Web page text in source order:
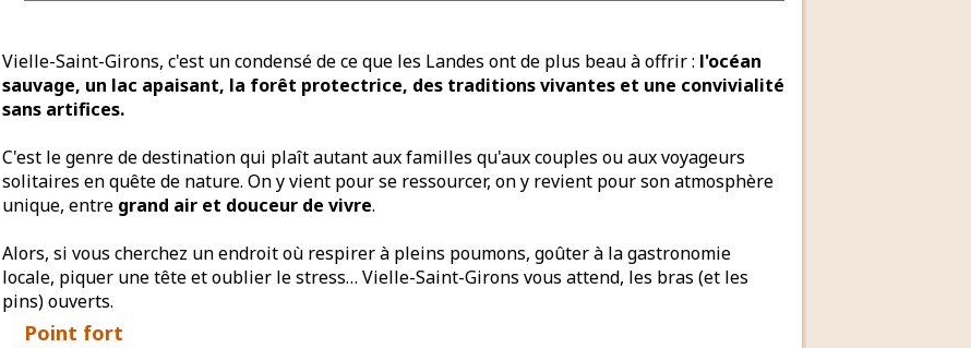
Vielle-Saint-Girons, c'est un condensé de ce que les Landes ont de plus beau à offrir : l'océan
sauvage, un lac apaisant, la forêt protectrice, des traditions vivantes et une convivialité
sans artifices.
C'est le genre de destination qui plaît autant aux familles qu'aux couples ou aux voyageurs
solitaires en quête de nature. On y vient pour se ressourcer, on y revient pour son atmosphère
unique, entre grand air et douceur de vivre.
Alors, si vous cherchez un endroit où respirer à pleins poumons, goûter à la gastronomie
locale, piquer une tête et oublier le stress… Vielle-Saint-Girons vous attend, les bras (et les
pins) ouverts.
Point fort